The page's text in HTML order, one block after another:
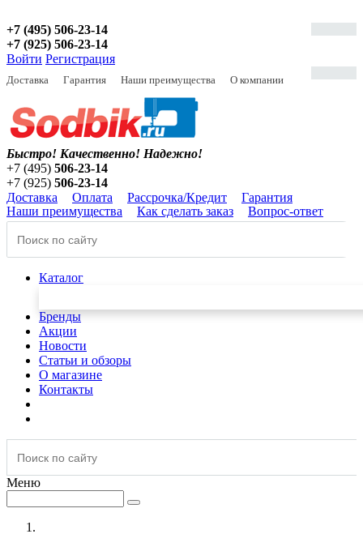
+7 (495) 506-23-14
+7 (925) 506-23-14
Войти Регистрация
Доставка Гарантия Наши преимущества О компании
Быстро! Качественно! Надежно!
+7 (495) 506-23-14
+7 (925) 506-23-14
Доставка
Оплата Рассрочка/Кредит
Гарантия
Наши преимущества
Как сделать заказ Вопрос-ответ
Каталог
Бренды
Акции
Новости
Статьи и обзоры
О магазине
Контакты
Меню